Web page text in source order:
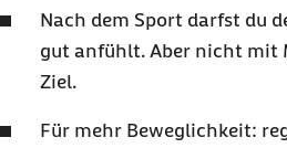
Nach dem Sport darfst du
gut anfühlt. Aber nicht mit
Ziel.
Für mehr Beweglichkeit: